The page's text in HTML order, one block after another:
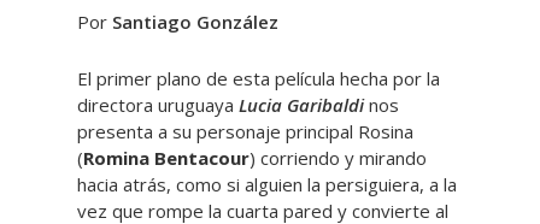
Por Santiago González
El primer plano de esta película hecha por la
directora uruguaya Lucia Garibaldinos
presenta a su personaje principal Rosina
(Romina Bentacour) corriendo y mirando
hacia atrás, como si alguien la persiguiera, a la
vez que rompe la cuarta pared y convierte al